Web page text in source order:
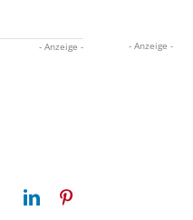
- Anzeige -
- Anzeige -